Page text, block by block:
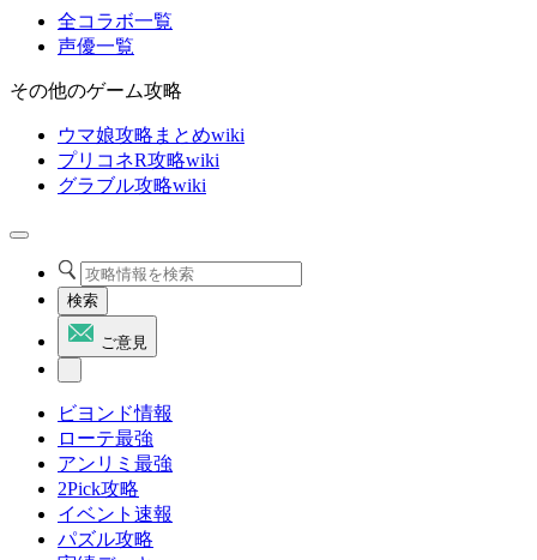
全コラボ一覧
声優一覧
その他のゲーム攻略
ウマ娘攻略まとめwiki
プリコネR攻略wiki
グラブル攻略wiki
検索
ご意見
ビヨンド情報
ローテ最強
アンリミ最強
2Pick攻略
イベント速報
パズル攻略